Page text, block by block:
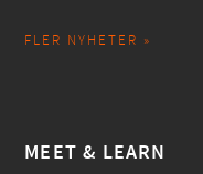
FLER NYHETER »
MEET & LEARN